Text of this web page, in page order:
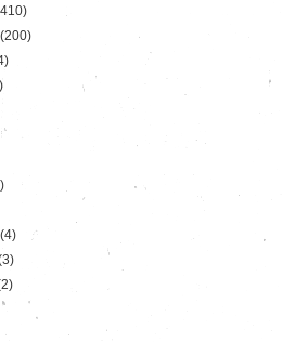
(200)
(4)